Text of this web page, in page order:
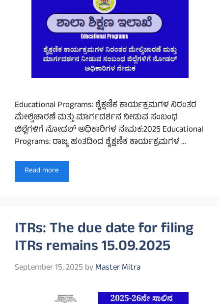
Educational Programs: ಶೈಕ್ಷಣಿಕ ಕಾರ್ಯಕ್ರಮಗಳ ನಿರಂತರ
ಮೇಲ್ವಿಚಾರಣೆ ಮತ್ತು ಮಾರ್ಗದರ್ಶನ ನೀಡುವ ಸಂಬಂಧ
ಜಿಲ್ಲೆಗಳಿಗೆ ನೋಡಲ್ ಅಧಿಕಾರಿಗಳ ನೇಮಕ:2025 Educational
Programs: ರಾಜ್ಯ ಹಂತದಿಂದ ಶೈಕ್ಷಣಿಕ ಕಾರ್ಯಕ್ರಮಗಳ …
Read more
ITRs: The due date for filing
ITRs remains 15.09.2025
September 15, 2025 byMaster Mitra